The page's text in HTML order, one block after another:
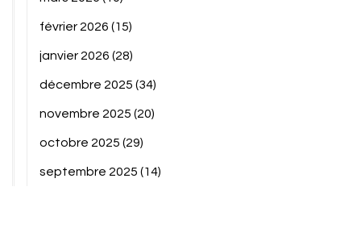
février 2026 (15)
janvier 2026 (28)
décembre 2025 (34)
novembre 2025 (20)
octobre 2025 (29)
septembre 2025 (14)